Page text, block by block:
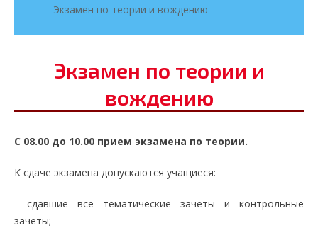
Экзамен по теории и вождению
Экзамен по теории и
вождению
С 08.00 до 10.00 прием экзамена по теории.
К сдаче экзамена допускаются учащиеся:
- сдавшие все тематические зачеты и контрольные
зачеты;